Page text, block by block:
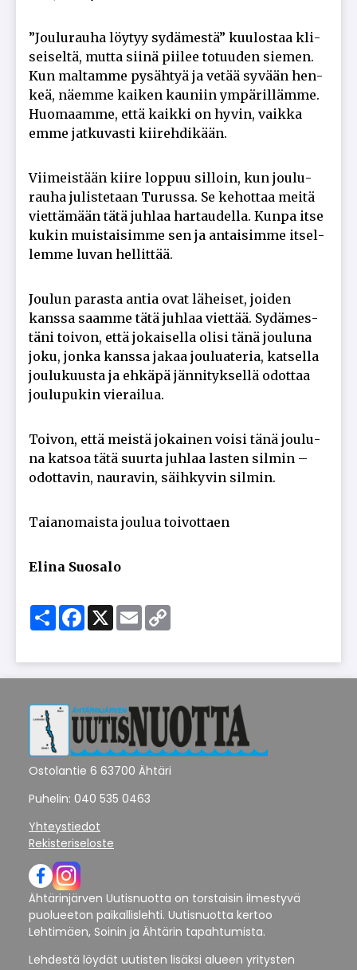
”Jou­lu­rau­ha löy­tyy sy­dä­mes­tä” kuu­los­taa kli­
sei­sel­tä, mut­ta sii­nä pii­lee to­tuu­den sie­men.
Kun mal­tam­me py­säh­tyä ja ve­tää sy­vään hen­
keä, nä­em­me kai­ken kau­niin ym­pä­ril­läm­me.
Huo­maam­me, et­tä kaik­ki on hy­vin, vaik­ka
em­me jat­ku­vas­ti kii­reh­di­kään.
Vii­meis­tään kii­re lop­puu sil­loin, kun jou­lu­
rau­ha ju­lis­te­taan Tu­rus­sa. Se ke­hot­taa mei­tä
viet­tä­mään tätä juh­laa har­tau­del­la. Kun­pa it­se
ku­kin muis­tai­sim­me sen ja an­tai­sim­me it­sel­
lem­me lu­van hel­lit­tää.
Jou­lun pa­ras­ta an­tia ovat lä­hei­set, joi­den
kans­sa saam­me tätä juh­laa viet­tää. Sy­dä­mes­
tä­ni toi­von, et­tä jo­kai­sel­la oli­si tänä jou­lu­na
joku, jon­ka kans­sa ja­kaa jou­lu­a­te­ria, kat­sel­la
jou­lu­kuus­ta ja eh­kä­pä jän­ni­tyk­sel­lä odot­taa
jou­lu­pu­kin vie­rai­lua.
Toi­von, et­tä meis­tä jo­kai­nen voi­si tänä jou­lu­
na kat­soa tätä suur­ta juh­laa las­ten sil­min –
odot­ta­vin, nau­ra­vin, säih­ky­vin sil­min.
Tai­a­no­mais­ta jou­lua toi­vot­ta­en
Eli­na Suo­sa­lo
ShareFacebook
X Email
Ostolantie 6 63700 Ähtäri
Puhelin: 040 535 0463
Yhteystiedot
Rekisteriseloste
Ähtärinjärven Uutisnuotta on torstaisin ilmestyvä
puolueeton paikallislehti. Uutisnuotta kertoo
Lehtimäen, Soinin ja Ähtärin tapahtumista.
Lehdestä löydät uutisten lisäksi alueen yritysten